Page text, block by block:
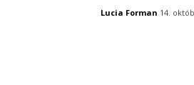
Lucia Forman 14.